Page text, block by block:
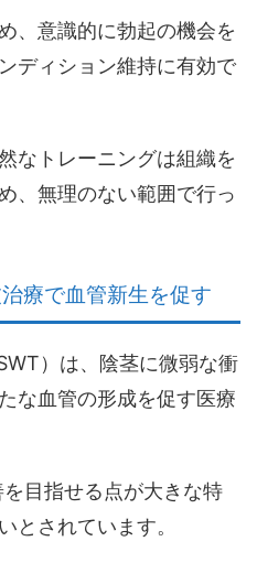
、意識的に勃起の機会を
ディション維持に有効で
なトレーニングは組織を
、無理のない範囲で行っ
療で血管新生を促す
）は、陰茎に微弱な衝
な血管の形成を促す医療
目指せる点が大きな特
とされています。